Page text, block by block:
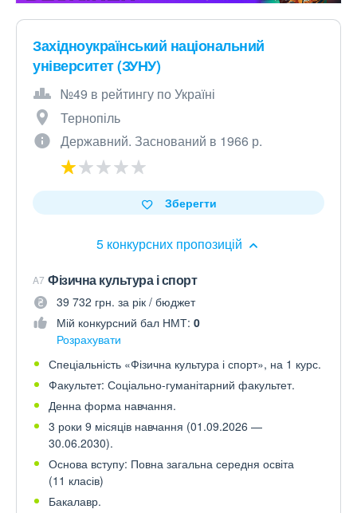
Західноукраїнський національний
університет (ЗУНУ)
№49 в рейтингу по Україні
Тернопіль
Державний. Заснований в 1966 р.
5 конкурсних пропозицій
Зберегти
A7 Фізична культура і спорт
39 732 грн. за рік / бюджет
Мій конкурсний бал НМТ: 0
Розрахувати
Спеціальність «Фізична культура і спорт», на 1 курс.
Факультет: Соціально-гуманітарний факультет.
Денна форма навчання.
3 роки 9 місяців навчання (01.09.2026 —
30.06.2030).
Основа вступу: Повна загальна середня освіта
(11 класів)
Бакалавр.